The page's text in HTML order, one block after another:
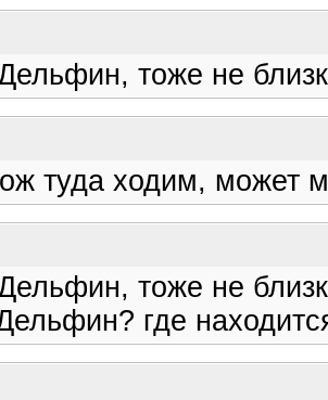
тоже не
туда ходим, может
тоже не
где